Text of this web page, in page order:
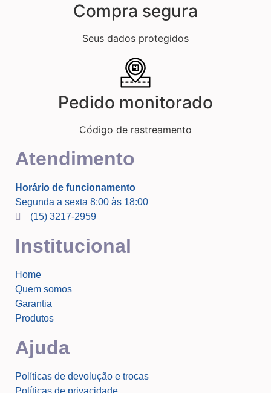
Compra segura
Seus dados protegidos
Pedido monitorado
Código de rastreamento
Atendimento
Horário de funcionamento
Segunda a sexta 8:00 às 18:00
(15) 3217-2959
Institucional
Home
Quem somos
Garantia
Produtos
Ajuda
Políticas de devolução e trocas